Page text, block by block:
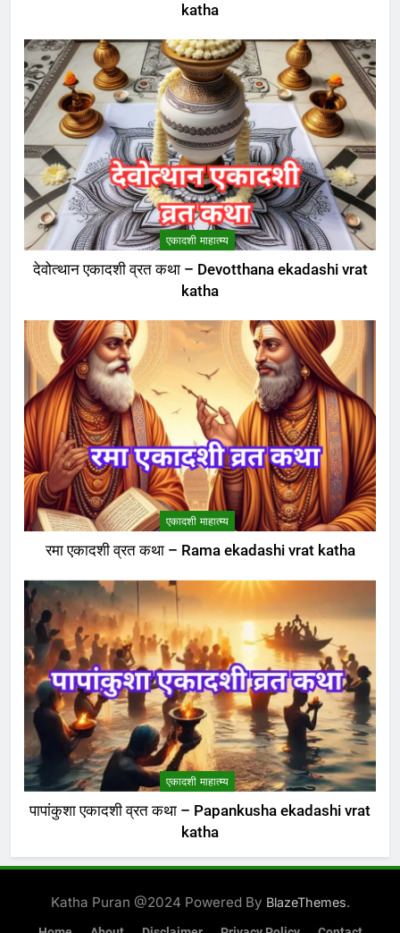
ekadashi katha in hindi
एकादशी माहात्म्य
katha
एकादशी माहात्म्य
देवोत्थान एकादशी व्रत कथा – Devotthana ekadashi vrat
katha
एकादशी माहात्म्य
रमा एकादशी व्रत कथा – Rama ekadashi vrat katha
एकादशी माहात्म्य
पापांकुशा एकादशी व्रत कथा – Papankusha ekadashi vrat
katha
Katha Puran @2024 Powered By BlazeThemes.